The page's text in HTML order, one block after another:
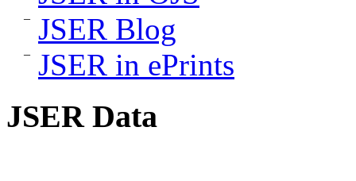
JSER Blog
JSER in ePrints
JSER Data